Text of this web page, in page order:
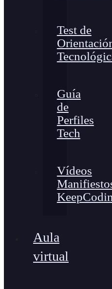
Test de
Guía
de
Perfiles
Tech
Vídeos
Aula
virtual